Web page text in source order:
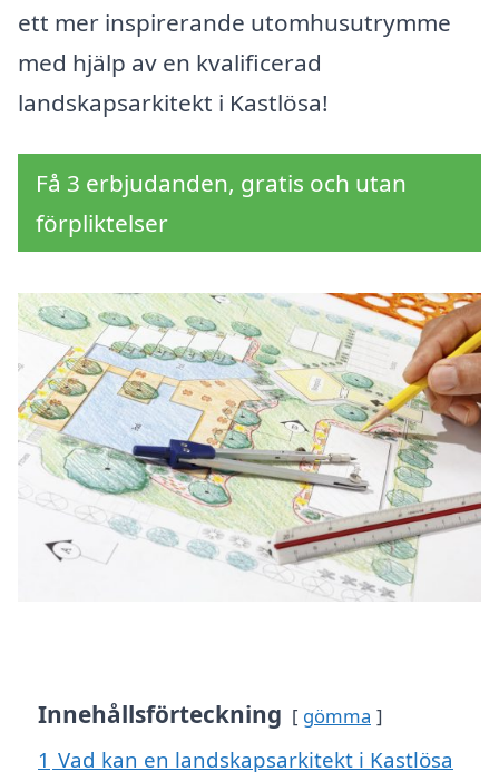
ett mer inspirerande utomhusutrymme
med hjälp av en kvalificerad
landskapsarkitekt i Kastlösa!
Få 3 erbjudanden, gratis och utan
förpliktelser
Innehållsförteckning gömma
1 Vad kan en landskapsarkitekt i Kastlösa